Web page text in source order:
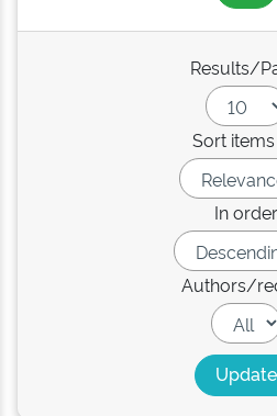
Results/
Sort
In order
Authors/